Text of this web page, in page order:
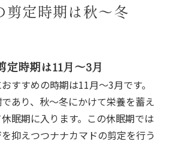
剪定時期は秋～冬
定時期は11月～3月
すすめの時期は11月～3月です。
あり、秋～冬にかけて栄養を蓄え
眠期に入ります。この休眠期では
抑えつつナナカマドの剪定を行う